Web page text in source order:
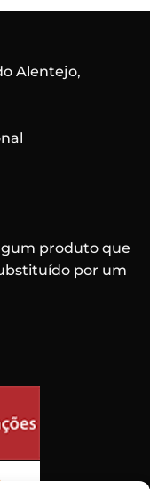
Alentejo,
produto que
por um